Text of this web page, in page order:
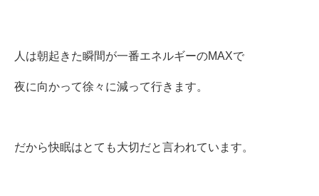
人は朝起きた瞬間が一番エネルギーのMAXで
夜に向かって徐々に減って行きます。
だから快眠はとても大切だと言われています。